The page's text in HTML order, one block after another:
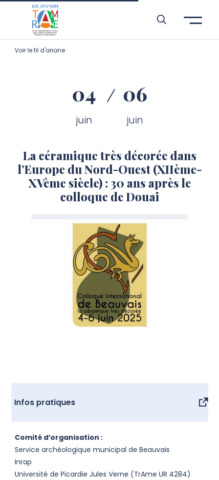
Aller à l’entête de page
Aller au menu principale
Aller au contenu principal
Aller à la recherche
Passer aux cookies
Aller au pied de page
Voir le fil d'ariane
04
juin
06
juin
La céramique très décorée dans
l’Europe du Nord-Ouest (XIIème-
XVème siècle) : 30 ans après le
colloque de Douai
Infos pratiques
Comité d’organisation :
Service archéologique municipal de Beauvais
Inrap
Université de Picardie Jules Verne (TrAme UR 4284)